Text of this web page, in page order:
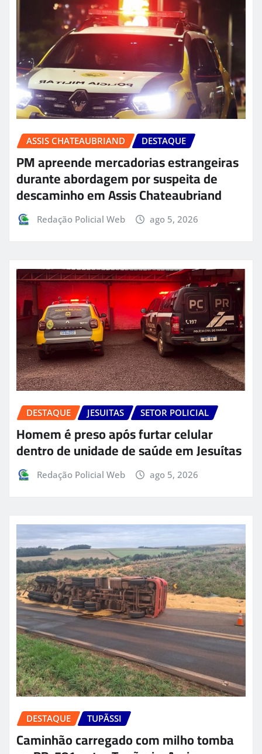
ASSIS CHATEAUBRIAND DESTAQUE
PM apreende mercadorias estrangeiras
durante abordagem por suspeita de
descaminho em Assis Chateaubriand
Redação Policial Web ago 5, 2026
DESTAQUE JESUITAS SETOR POLICIAL
Homem é preso após furtar celular
dentro de unidade de saúde em Jesuítas
Redação Policial Web ago 5, 2026
DESTAQUE TUPÃSSI
Caminhão carregado com milho tomba